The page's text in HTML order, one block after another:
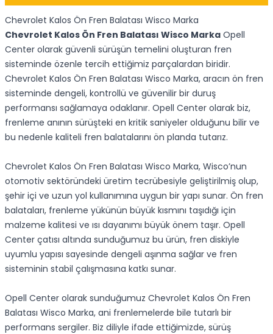
Chevrolet Kalos Ön Fren Balatası Wisco Marka
Chevrolet Kalos Ön Fren Balatası Wisco Marka Opell
Center olarak güvenli sürüşün temelini oluşturan fren
sisteminde özenle tercih ettiğimiz parçalardan biridir.
Chevrolet Kalos Ön Fren Balatası Wisco Marka, aracın ön fren
sisteminde dengeli, kontrollü ve güvenilir bir duruş
performansı sağlamaya odaklanır. Opell Center olarak biz,
frenleme anının sürüşteki en kritik saniyeler olduğunu bilir ve
bu nedenle kaliteli fren balatalarını ön planda tutarız.
Chevrolet Kalos Ön Fren Balatası Wisco Marka, Wisco’nun
otomotiv sektöründeki üretim tecrübesiyle geliştirilmiş olup,
şehir içi ve uzun yol kullanımına uygun bir yapı sunar. Ön fren
balataları, frenleme yükünün büyük kısmını taşıdığı için
malzeme kalitesi ve ısı dayanımı büyük önem taşır. Opell
Center çatısı altında sunduğumuz bu ürün, fren diskiyle
uyumlu yapısı sayesinde dengeli aşınma sağlar ve fren
sisteminin stabil çalışmasına katkı sunar.
Opell Center olarak sunduğumuz Chevrolet Kalos Ön Fren
Balatası Wisco Marka, ani frenlemelerde bile tutarlı bir
performans sergiler. Biz diliyle ifade ettiğimizde, sürüş